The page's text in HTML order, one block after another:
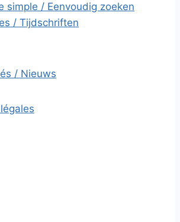
simple / Eenvoudig zoeken
/ Tijdschriften
/ Nieuws